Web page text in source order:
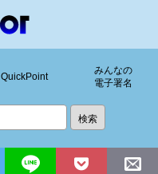
QuickPoint
みんなの
電子署名